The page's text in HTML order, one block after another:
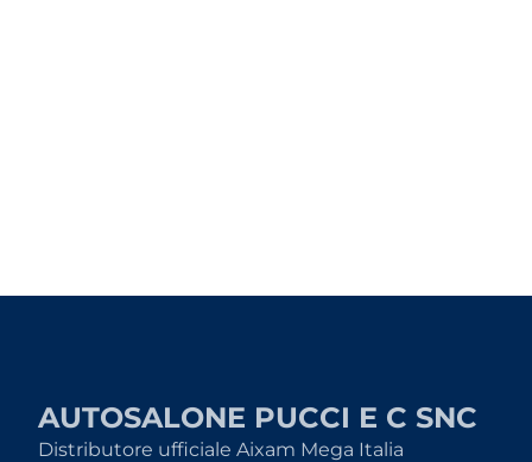
AUTOSALONE PUCCI E C SNC
Distributore ufficiale Aixam Mega Italia